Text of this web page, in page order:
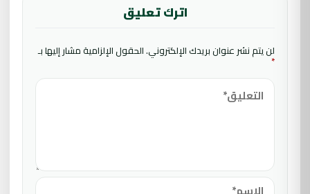
اترك تعليق
لن يتم نشر عنوان بريدك الإلكتروني.الحقول الإلزامية مشار إليها بـ
*